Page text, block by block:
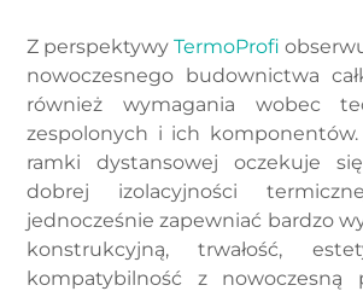
Z perspektywy TermoProfi
nowoczesnego budownictwa
również wymagania wobec
zespolonych i ich komponentów.
ramki dystansowej oczekuje
dobrej izolacyjności
jednocześnie zapewniać bardzo
konstrukcyjną, trwałość,
kompatybilność z nowoczesną